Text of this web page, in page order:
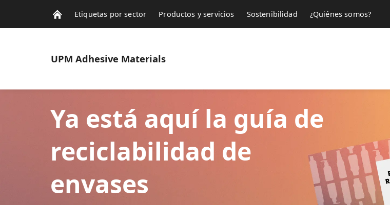
Etiquetas por sector Productos y servicios Sostenibilidad ¿Quiénes somos?
UPM Adhesive Materials
Ya está aquí la guía de
reciclabilidad de
envases